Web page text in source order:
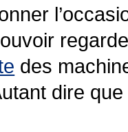
des
dire